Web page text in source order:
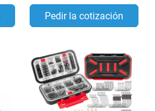
Pedir la cotización